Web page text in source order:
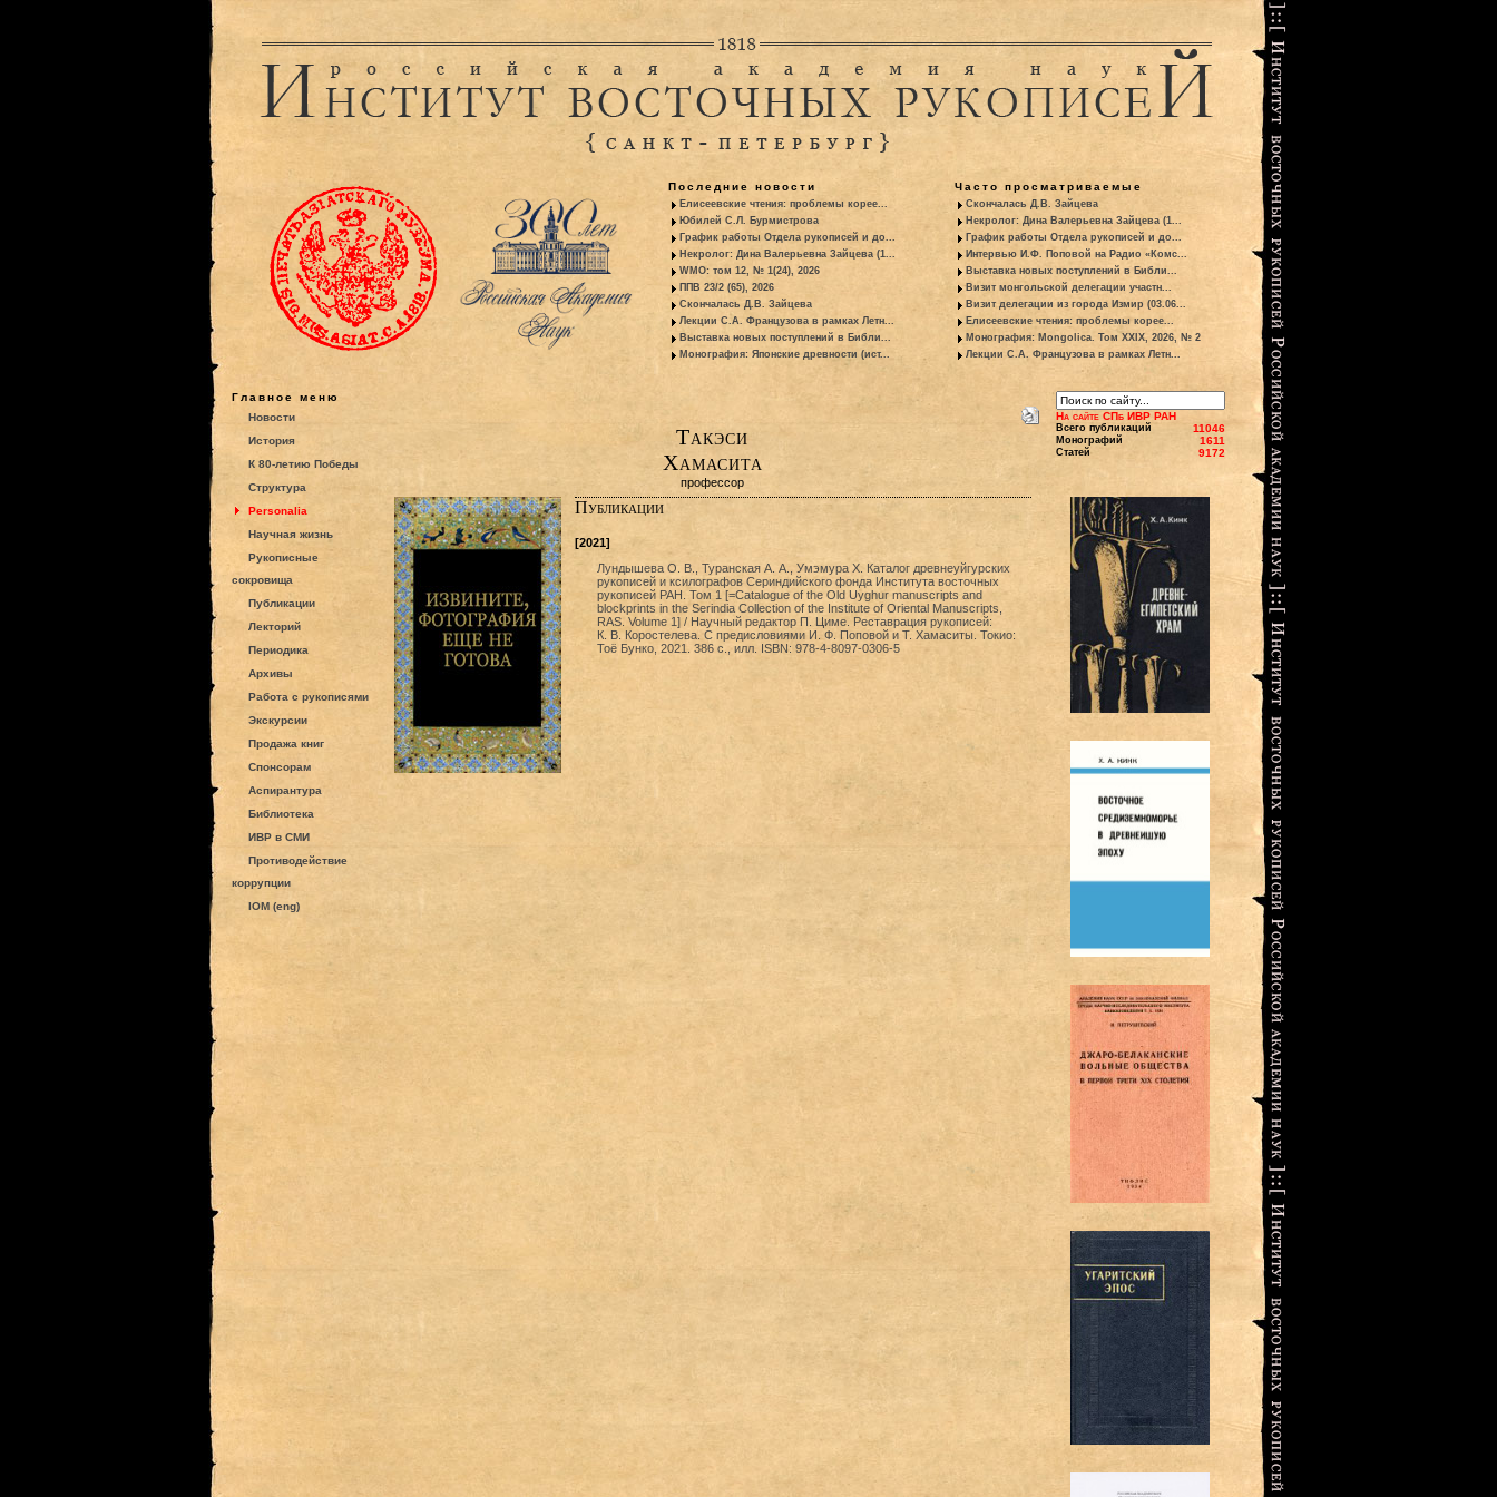
Последние новости
Елисеевские чтения: проблемы корее...
Юбилей С.Л. Бурмистрова
График работы Отдела рукописей и до...
Некролог: Дина Валерьевна Зайцева (1...
WMO: том 12, № 1(24), 2026
ППВ 23/2 (65), 2026
Скончалась Д.В. Зайцева
Лекции С.А. Французова в рамках Летн...
Выставка новых поступлений в Библи...
Монография: Японские древности (ист...
Часто просматриваемые
Скончалась Д.В. Зайцева
Некролог: Дина Валерьевна Зайцева (1...
График работы Отдела рукописей и до...
Интервью И.Ф. Поповой на Радио «Комс...
Выставка новых поступлений в Библи...
Визит монгольской делегации участн...
Визит делегации из города Измир (03.06...
Елисеевские чтения: проблемы корее...
Монография: Mongolica. Том XXIX, 2026, № 2
Лекции С.А. Французова в рамках Летн...
Главное меню
Новости
История
К 80-летию Победы
Структура
Personalia
Научная жизнь
Рукописные
сокровища
Публикации
Лекторий
Периодика
Архивы
Работа с рукописями
Экскурсии
Продажа книг
Спонсорам
Аспирантура
Библиотека
ИВР в СМИ
Противодействие
коррупции
IOM (eng)
Такэси
Хамасита
профессор
Публикации
[2021]
Лундышева О. В., Туранская А. А., Умэмура Х. Каталог древнеуйгурских
рукописей и ксилографов Сериндийского фонда Института восточных
рукописей РАН. Том 1 [=Catalogue of the Old Uyghur manuscripts and
blockprints in the Serindia Collection of the Institute of Oriental Manuscripts,
RAS. Volume 1] / Научный редактор П. Циме. Реставрация рукописей:
К. В. Коростелева. С предисловиями И. Ф. Поповой и Т. Хамаситы. Токио:
Тоё Бунко, 2021. 386 с., илл. ISBN: 978-4-8097-0306-5
На сайте СПб ИВР РАН
Всего публикаций 11046
Монографий 1611
Статей 9172